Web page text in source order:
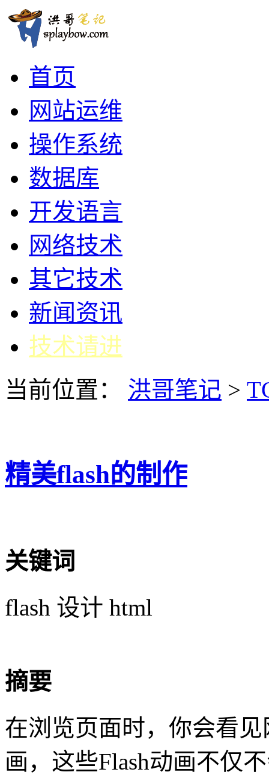
首页
网站运维
操作系统
数据库
开发语言
网络技术
其它技术
新闻资讯
技术请进
当前位置：
洪哥笔记 >
精美flash的制作
关键词
flash 设计 html
摘要
在浏览页面时，你会看
画，这些Flash动画不仅